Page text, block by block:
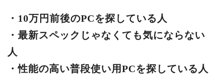
・10万円前後のPCを探している人
・最新スペックじゃなくても気にならない
人
・性能の高い普段使い用PCを探している人